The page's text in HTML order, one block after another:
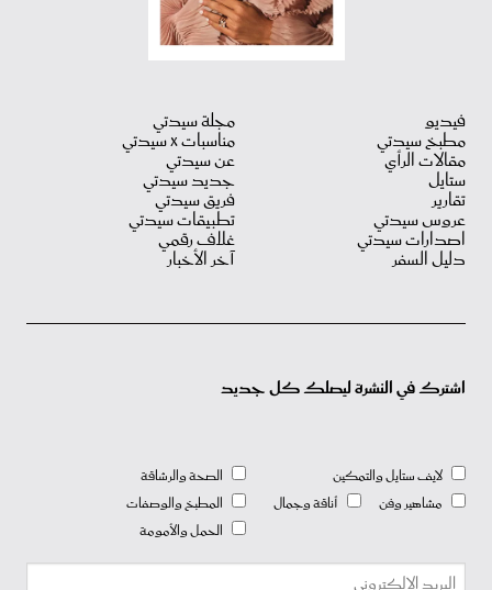
فيديو
مطبخ سيدتي
مقالات الرأي
ستايل
تقارير
عروس سيدتي
اصدارات سيدتي
دليل السفر
مجلة سيدتي
مناسبات X سيدتي
عن سيدتي
جديد سيدتي
فريق سيدتي
تطبيقات سيدتي
غلاف رقمي
آخر الأخبار
اشترك في النشرة ليصلك كل جديد
لايف ستايل والتمكين
مشاهير وفن
أناقة وجمال
الصحة والرشاقة
المطبخ والوصفات
الحمل والأمومة